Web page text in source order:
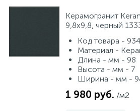
Керамогранит
9,8х9,8, черный
Код товара -
Материал -
Длина - мм - 98
Высота - мм - 7
Ширина - мм -
1 980 руб. /м2